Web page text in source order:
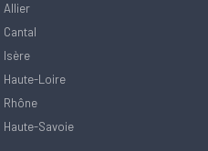
Allier
Cantal
Isère
Haute-Loire
Rhône
Haute-Savoie